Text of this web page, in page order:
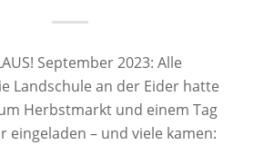
September 2023: Alle
Landschule an der Eider hatte
Herbstmarkt und einem Tag
eingeladen – und viele kamen: